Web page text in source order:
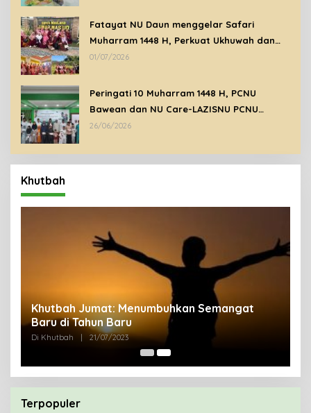
Fatayat NU Daun menggelar Safari
Muharram 1448 H, Perkuat Ukhuwah dan
Syiar Islam Melalui Ziarah Wali
01/07/2026
Peringati 10 Muharram 1448 H, PCNU
Bawean dan NU Care-LAZISNU PCNU
Bawean Santuni Anak Yatim Dhuafa
26/06/2026
Khutbah
Khutbah Jumat: Menumbuhkan Semangat
Baru di Tahun Baru
Di Khutbah 21/07/2023
Terpopuler